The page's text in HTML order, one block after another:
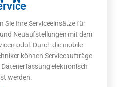
Sie Ihre Serviceeinsätze für
Neuaufstellungen mit dem
Durch die mobile
können Serviceaufträge
elektronisch
werden.